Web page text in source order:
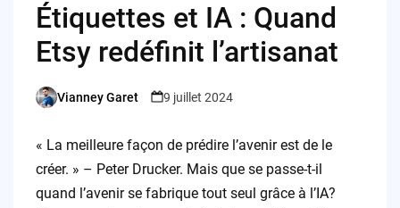
Étiquettes et IA : Quand
Etsy redéfinit l’artisanat
Posted
Vianney Garet 9 juillet 2024
« La meilleure façon de prédire l’avenir est de le
créer. » – Peter Drucker. Mais que se passe-t-il
quand l’avenir se fabrique tout seul grâce à l’IA?